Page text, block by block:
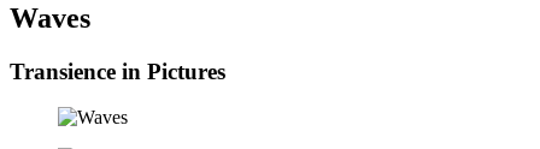
Waves
Transience in Pictures